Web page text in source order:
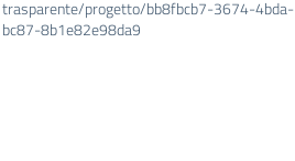
trasparente/progetto/bb8fbcb7-3674-4bda-
bc87-8b1e82e98da9